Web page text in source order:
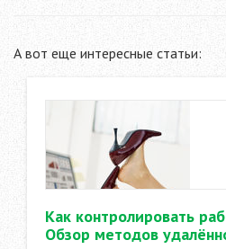
А вот еще интересные статьи:
Как контролировать
Обзор методов